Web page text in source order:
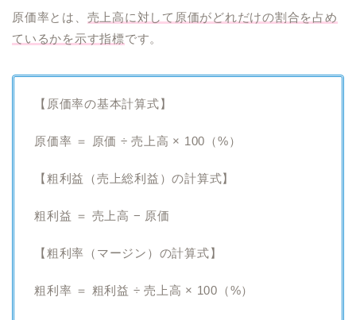
原価率とは、 売上高に対して原価がどれだけの割合を占め
ているかを示す指標です。
【原価率の基本計算式】
原価率 ＝ 原価 ÷ 売上高 × 100（%）
【粗利益（売上総利益）の計算式】
粗利益 ＝ 売上高 − 原価
【粗利率（マージン）の計算式】
粗利率 ＝ 粗利益 ÷ 売上高 × 100（%）